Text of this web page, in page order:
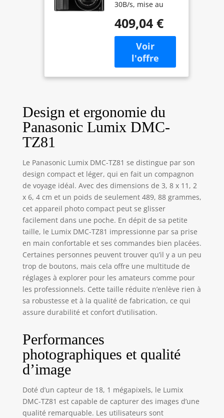
30B/s, mise au
vidéo 4K25p, vidéo
Full HD 50p
Objectif LEICA avec
30 x opt. Zoom -
LEICA DC Objectif
KB : 24-720 mm, 5
résolution - eur
avec capteur oaire
LCD tactile 3
rapide - AF très
rapide grâce à la
technologie DFD
DMC-TZ81EG-
K;Batterie Li-ion
(1025
mAh);Adaptateur
AC, câble USB,
dragonne
409,04 €
Design et ergonomie du
Panasonic Lumix DMC-
TZ81
Le Panasonic Lumix DMC-TZ81 se distingue par son
design compact et léger, qui en fait un compagnon
de voyage idéal. Avec des dimensions de 3, 8 x 11, 2
x 6, 4 cm et un poids de seulement 489, 88 grammes,
cet appareil photo compact peut se glisser
facilement dans une poche. En dépit de sa petite
taille, le Lumix DMC-TZ81 impressionne par sa prise
en main confortable et ses commandes bien placées.
Certaines personnes peuvent trouver qu’il y a un peu
trop de boutons, mais cela offre une multitude de
réglages à explorer pour les amateurs comme pour
les professionnels. Cette taille réduite n’enlève rien à
sa robustesse et à la qualité de fabrication, ce qui
assure durabilité et confort d’utilisation.
Performances
photographiques et qualité
d’image
Doté d’un capteur de 18, 1 mégapixels, le Lumix
DMC-TZ81 est capable de capturer des images d’une
qualité remarquable. Les utilisateurs sont